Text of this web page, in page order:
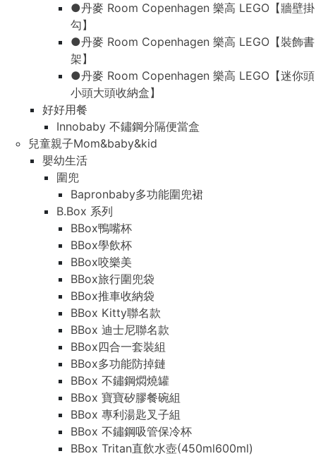
●丹麥 Room Copenhagen 樂高 LEGO【牆壁掛
勾】
●丹麥 Room Copenhagen 樂高 LEGO【裝飾書
架】
●丹麥 Room Copenhagen 樂高 LEGO【迷你頭
小頭大頭收納盒】
好好用餐
Innobaby 不鏽鋼分隔便當盒
兒童親子Mom&baby&kid
嬰幼生活
圍兜
Bapronbaby多功能圍兜裙
B.Box 系列
BBox鴨嘴杯
BBox學飲杯
BBox咬樂美
BBox旅行圍兜袋
BBox推車收納袋
BBox Kitty聯名款
BBox 迪士尼聯名款
BBox四合一套裝組
BBox多功能防掉鏈
BBox 不鏽鋼燜燒罐
BBox 寶寶矽膠餐碗組
BBox 專利湯匙叉子組
BBox 不鏽鋼吸管保冷杯
BBox Tritan直飲水壺(450ml600ml)